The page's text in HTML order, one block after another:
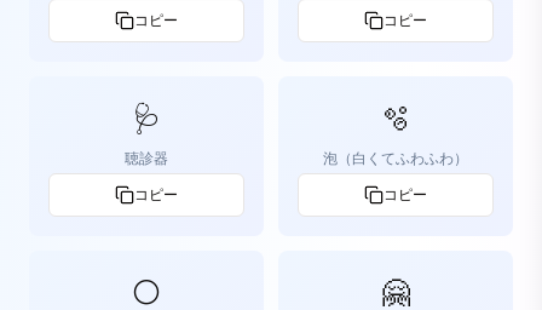
コピー コピー
🩺
聴診器
コピー
🫧
泡（白くてふわふわ）
コピー
⚪ 🤗